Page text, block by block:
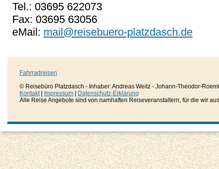
Tel.: 03695 622073
Fax: 03695 63056
eMail: mail@reisebuero-platzdasch.de
Fahrradreisen
© Reisebüro Platzdasch - Inhaber: Andreas Weitz - Johann-Theodor-
Kontakt| Impressum
Datenschutz-Erklärung
Alle Reise Angebote sind von namhaften Reiseveranstaltern, für die wir